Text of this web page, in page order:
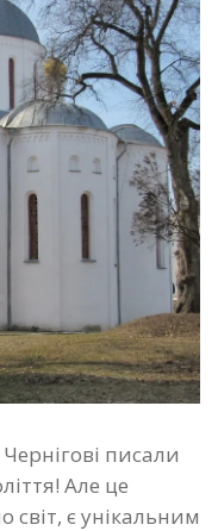
писали
Але це
є унікальним